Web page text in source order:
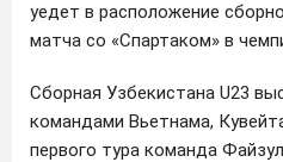
уедет в расположение
матча со «Спартаком» в
Сборная Узбекистана U23
командами Вьетнама,
первого тура команда